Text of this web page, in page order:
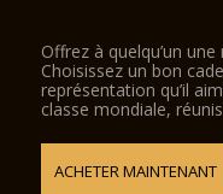
Offrez à quelqu’un
Choisissez un bon
représentation qu’il
classe mondiale,
ACHETER MAINTENANT